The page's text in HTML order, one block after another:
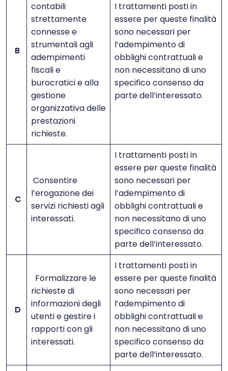
B
contabili
strettamente
connesse e
strumentali agli
adempimenti
fiscali e
burocratici e alla
gestione
organizzativa delle
prestazioni
richieste.
I trattamenti posti in
essere per queste finalità
sono necessari per
l’adempimento di
obblighi contrattuali e
non necessitano di uno
specifico consenso da
parte dell’interessato.
C
Consentire
l’erogazione dei
servizi richiesti agli
interessati.
I trattamenti posti in
essere per queste finalità
sono necessari per
l’adempimento di
obblighi contrattuali e
non necessitano di uno
specifico consenso da
parte dell’interessato.
D
Formalizzare le
richieste di
informazioni degli
utenti e gestire i
rapporti con gli
interessati.
I trattamenti posti in
essere per queste finalità
sono necessari per
l’adempimento di
obblighi contrattuali e
non necessitano di uno
specifico consenso da
parte dell’interessato.